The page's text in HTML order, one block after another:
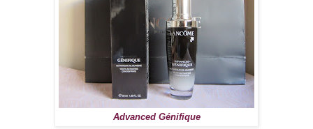
Advanced Génifique